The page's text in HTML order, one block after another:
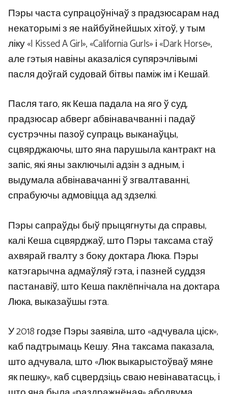
Пэры часта супрацоўнічаў з прадзюсарам над
некаторымі з яе найбуйнейшых хітоў, у тым
ліку «I Kissed A Girl», «California Gurls» і «Dark Horse»,
але гэтыя навіны аказаліся супярэчлівымі
пасля доўгай судовай бітвы паміж ім і Кешай.
Пасля таго, як Кеша падала на яго ў суд,
прадзюсар абверг абвінавачванні і падаў
сустрэчны пазоў супраць выканаўцы,
сцвярджаючы, што яна парушыла кантракт на
запіс, які яны заключылі адзін з адным, і
выдумала абвінавачанні ў згвалтаванні,
спрабуючы адмовіцца ад здзелкі.
Пэры сапраўды быў прыцягнуты да справы,
калі Кеша сцвярджаў, што Пэры таксама стаў
ахвярай гвалту з боку доктара Люка. Пэры
катэгарычна адмаўляў гэта, і пазней суддзя
пастанавіў, што Кеша паклёпнічала на доктара
Люка, выказаўшы гэта.
У 2018 годзе Пэры заявіла, што «адчувала ціск»,
каб падтрымаць Кешу. Яна таксама паказала,
што адчувала, што «Люк выкарыстоўваў мяне
як пешку», каб сцвердзіць сваю невінаватасць, і